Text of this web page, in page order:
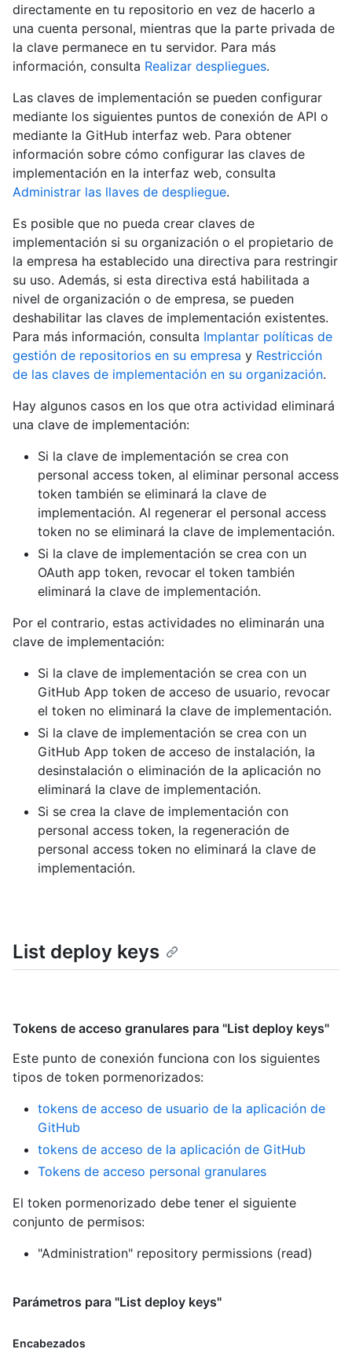
directamente en tu repositorio en vez de hacerlo a
una cuenta personal, mientras que la parte privada de
la clave permanece en tu servidor. Para más
información, consulta Realizar despliegues.
Las claves de implementación se pueden configurar
mediante los siguientes puntos de conexión de API o
mediante la GitHub interfaz web. Para obtener
información sobre cómo configurar las claves de
implementación en la interfaz web, consulta
Administrar las llaves de despliegue.
Es posible que no pueda crear claves de
implementación si su organización o el propietario de
la empresa ha establecido una directiva para restringir
su uso. Además, si esta directiva está habilitada a
nivel de organización o de empresa, se pueden
deshabilitar las claves de implementación existentes.
Para más información, consulta Implantar políticas de
gestión de repositorios en su empresa y Restricción
de las claves de implementación en su organización.
Hay algunos casos en los que otra actividad eliminará
una clave de implementación:
Si la clave de implementación se crea con
personal access token, al eliminar personal access
token también se eliminará la clave de
implementación. Al regenerar el personal access
token no se eliminará la clave de implementación.
Si la clave de implementación se crea con un
OAuth app token, revocar el token también
eliminará la clave de implementación.
Por el contrario, estas actividades no eliminarán una
clave de implementación:
Si la clave de implementación se crea con un
GitHub App token de acceso de usuario, revocar
el token no eliminará la clave de implementación.
Si la clave de implementación se crea con un
GitHub App token de acceso de instalación, la
desinstalación o eliminación de la aplicación no
eliminará la clave de implementación.
Si se crea la clave de implementación con
personal access token, la regeneración de
personal access token no eliminará la clave de
implementación.
List deploy keys
Tokens de acceso granulares para "List deploy keys"
Este punto de conexión funciona con los siguientes
tipos de token pormenorizados:
tokens de acceso de usuario de la aplicación de
GitHub
tokens de acceso de la aplicación de GitHub
Tokens de acceso personal granulares
El token pormenorizado debe tener el siguiente
conjunto de permisos:
"Administration" repository permissions (read)
Parámetros para "List deploy keys"
Encabezados